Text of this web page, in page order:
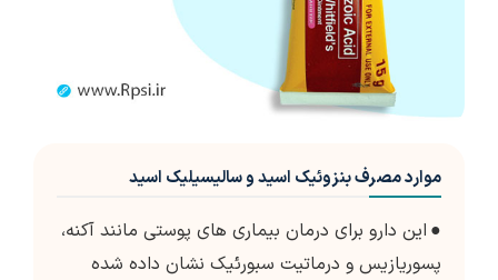
موارد مصرف بنزوئیک اسید و سالیسیلیک اسید
● این دارو برای درمان بیماری های پوستی مانند آکنه،
پسوریازیس و درماتیت سبورئیک نشان داده شده